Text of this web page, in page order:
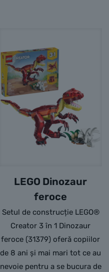
LEGO Dinozaur
feroce
Setul de construcție LEGO®
Creator 3 în 1 Dinozaur
feroce (31379) oferă copiilor
de 8 ani și mai mari tot ce au
nevoie pentru a se bucura de